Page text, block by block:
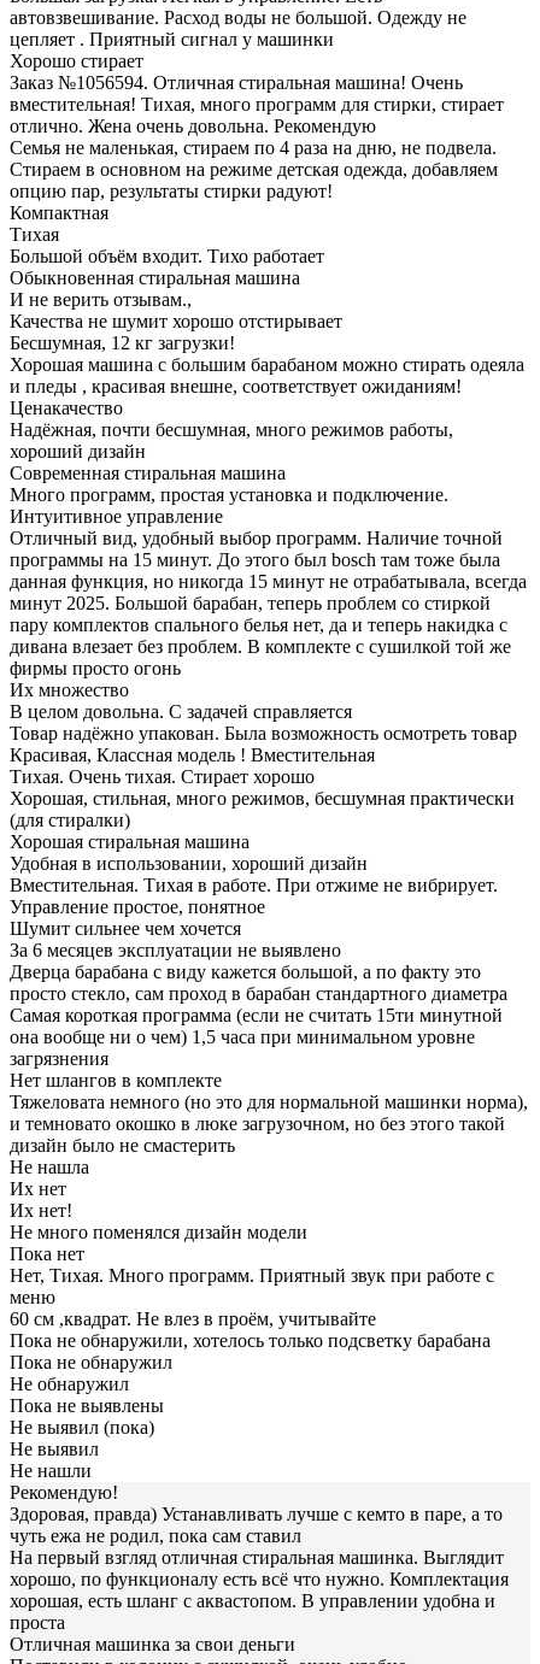
автовзвешивание. Расход воды не большой. Одежду не
цепляет . Приятный сигнал у машинки
Хорошо стирает
Заказ №1056594. Отличная стиральная машина! Очень
вместительная! Тихая, много программ для стирки, стирает
отлично. Жена очень довольна. Рекомендую
Семья не маленькая, стираем по 4 раза на дню, не подвела.
Стираем в основном на режиме детская одежда, добавляем
опцию пар, результаты стирки радуют!
Компактная
Тихая
Большой объём входит. Тихо работает
Обыкновенная стиральная машина
И не верить отзывам.,
Качества не шумит хорошо отстирывает
Бесшумная, 12 кг загрузки!
Хорошая машина с большим барабаном можно стирать одеяла
и пледы , красивая внешне, соответствует ожиданиям!
Ценакачество
Надёжная, почти бесшумная, много режимов работы,
хороший дизайн
Современная стиральная машина
Много программ, простая установка и подключение.
Интуитивное управление
Отличный вид, удобный выбор программ. Наличие точной
программы на 15 минут. До этого был bosch там тоже была
данная функция, но никогда 15 минут не отрабатывала, всегда
минут 2025. Большой барабан, теперь проблем со стиркой
пару комплектов спального белья нет, да и теперь накидка с
дивана влезает без проблем. В комплекте с сушилкой той же
фирмы просто огонь
Их множество
В целом довольна. С задачей справляется
Товар надёжно упакован. Была возможность осмотреть товар
Красивая, Классная модель ! Вместительная
Тихая. Очень тихая. Стирает хорошо
Хорошая, стильная, много режимов, бесшумная практически
(для стиралки)
Хорошая стиральная машина
Удобная в использовании, хороший дизайн
Вместительная. Тихая в работе. При отжиме не вибрирует.
Управление простое, понятное
Шумит сильнее чем хочется
За 6 месяцев эксплуатации не выявлено
Дверца барабана с виду кажется большой, а по факту это
просто стекло, сам проход в барабан стандартного диаметра
Самая короткая программа (если не считать 15ти минутной
она вообще ни о чем) 1,5 часа при минимальном уровне
загрязнения
Нет шлангов в комплекте
Тяжеловата немного (но это для нормальной машинки норма),
и темновато окошко в люке загрузочном, но без этого такой
дизайн было не смастерить
Не нашла
Их нет
Их нет!
Не много поменялся дизайн модели
Пока нет
Нет, Тихая. Много программ. Приятный звук при работе с
меню
60 см ,квадрат. Не влез в проём, учитывайте
Пока не обнаружили, хотелось только подсветку барабана
Пока не обнаружил
Не обнаружил
Пока не выявлены
Не выявил (пока)
Не выявил
Не нашли
Рекомендую!
Здоровая, правда) Устанавливать лучше с кемто в паре, а то
чуть ежа не родил, пока сам ставил
На первый взгляд отличная стиральная машинка. Выглядит
хорошо, по функционалу есть всё что нужно. Комплектация
хорошая, есть шланг с аквастопом. В управлении удобна и
проста
Отличная машинка за свои деньги